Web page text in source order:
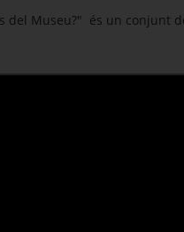
del Museu?" és un conjunt